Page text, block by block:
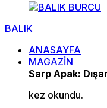
BALIK
ANASAYFA
MAGAZİN
Sarp Apak:
kez okundu.